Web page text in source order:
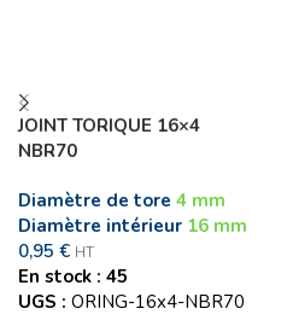
JOINT TORIQUE 16×4
NBR70
Diamètre de tore 4 mm
Diamètre intérieur 16 mm
0,95 € HT
En stock : 45
UGS : ORING-16x4-NBR70